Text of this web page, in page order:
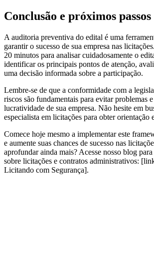
Conclusão e próximos passos
A auditoria preventiva do edital é uma
garantir o sucesso de sua empresa nas
20 minutos para analisar cuidadosamente o
identificar os principais pontos de atenção,
uma decisão informada sobre a participação.
Lembre-se de que a conformidade com a
riscos são fundamentais para evitar problemas
lucratividade de sua empresa. Não hesite em
especialista em licitações para obter orientação
Comece hoje mesmo a implementar este
e aumente suas chances de sucesso nas
aprofundar ainda mais? Acesse nosso blog
sobre licitações e contratos administrativos:
Licitando com Segurança].